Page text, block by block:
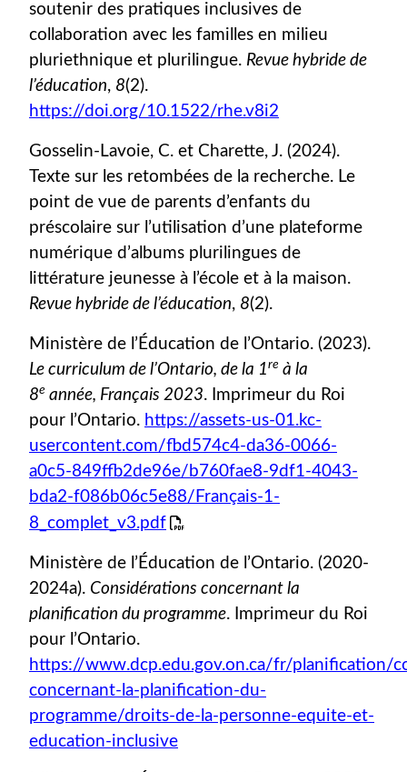
soutenir des pratiques inclusives de
collaboration avec les familles en milieu
pluriethnique et plurilingue. Revue hybride de
l’éducation, 8(2).
https://doi.org/10.1522/rhe.v8i2
Gosselin-Lavoie, C. et Charette, J. (2024).
Texte sur les retombées de la recherche. Le
point de vue de parents d’enfants du
préscolaire sur l’utilisation d’une plateforme
numérique d’albums plurilingues de
littérature jeunesse à l’école et à la maison.
Revue hybride de l’éducation, 8(2).
Ministère de l’Éducation de l’Ontario. (2023).
Le curriculum de l’Ontario, de la 1re à la
8e année, Français 2023. Imprimeur du Roi
pour l’Ontario. https://assets-us-01.kc-
usercontent.com/fbd574c4-da36-0066-
a0c5-849ffb2de96e/b760fae8-9df1-4043-
bda2-f086b06c5e88/Français-1-
8_complet_v3.pdf
Ministère de l’Éducation de l’Ontario. (2020-
2024a). Considérations concernant la
planification du programme. Imprimeur du Roi
pour l’Ontario.
https://www.dcp.edu.gov.on.ca/fr/planification/
concernant-la-planification-du-
programme/droits-de-la-personne-equite-et-
education-inclusive